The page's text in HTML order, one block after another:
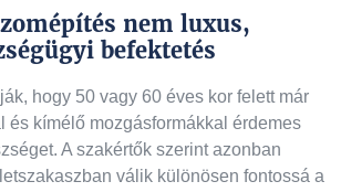
nem luxus,
befektetés
hogy 50 vagy 60 éves kor felett már
és kímélő mozgásformákkal érdemes
A szakértők szerint azonban
válik különösen fontossá a